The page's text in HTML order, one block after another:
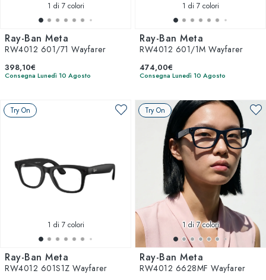
1 di 7 colori
Ray-Ban Meta
RW4012 601/71 Wayfarer
398,10€
Consegna Lunedì 10 Agosto
1 di 7 colori
Ray-Ban Meta
RW4012 601/1M Wayfarer
474,00€
Consegna Lunedì 10 Agosto
Try On
1 di 7 colori
Ray-Ban Meta
RW4012 601S1Z Wayfarer
Try On
1 di 7 colori
Ray-Ban Meta
RW4012 6628MF Wayfarer